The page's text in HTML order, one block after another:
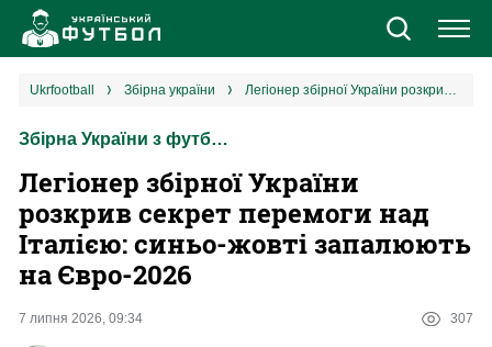
Новини
Збірна
Єврокубки
УПЛ
ukrfootball збірна україни Легіонер збірної України розкрив секрет перемоги над Італією: синьо-жовті запалюють на Євро-2026
Збірна України з футболу
Легіонер збірної України
розкрив секрет перемоги над
Італією: синьо-жовті запалюють
на Євро-2026
7 липня 2026, 09:34 307